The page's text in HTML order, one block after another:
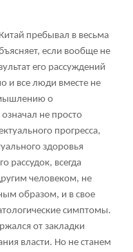
пребывал в весьма
если вообще не
его рассуждений
и все люди вместе не
о
не просто
прогресса,
здоровья
рассудок, всегда
человеком, не
образом, и в свое
симптомы.
от закладки
власти. Но не станем